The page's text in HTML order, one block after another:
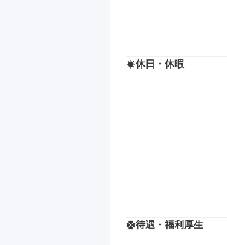
休日・休暇
待遇・福利厚生